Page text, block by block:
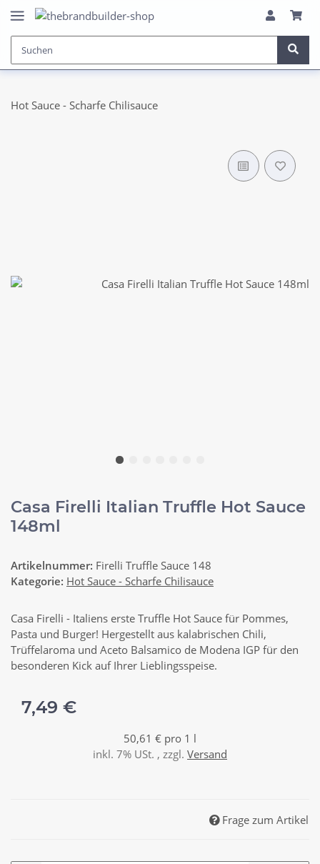
Hot Sauce - Scharfe Chilisauce
Casa Firelli Italian Truffle Hot Sauce
148ml
Artikelnummer: Firelli Truffle Sauce 148
Kategorie: Hot Sauce - Scharfe Chilisauce
Casa Firelli - Italiens erste Truffle Hot Sauce für Pommes,
Pasta und Burger! Hergestellt aus kalabrischen Chili,
Trüffelaroma und Aceto Balsamico de Modena IGP für den
besonderen Kick auf Ihrer Lieblingsspeise.
7,49 €
50,61 € pro 1 l
inkl. 7% USt. , zzgl. Versand
Frage zum Artikel